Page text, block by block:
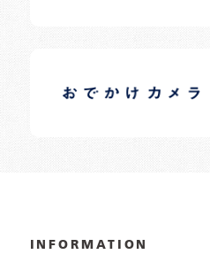
日常の様子など随時更新中です。
INFORMATION